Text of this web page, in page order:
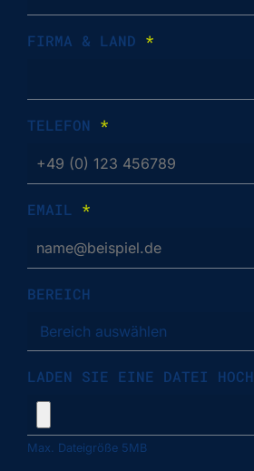
FIRMA & LAND *
TELEFON *
EMAIL *
BEREICH
LADEN SIE EINE DATEI HOCH
Max. Dateigröße 5MB